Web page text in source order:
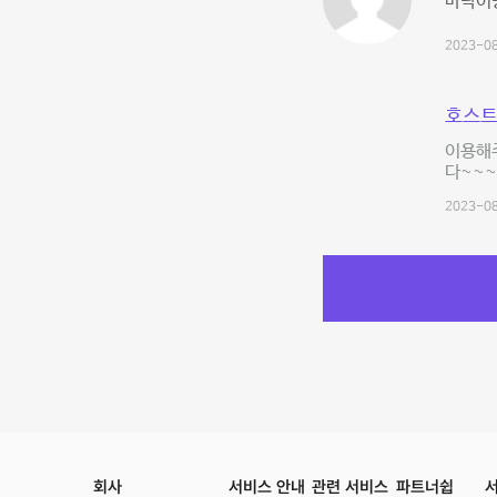
2023-
호스
이용
다~~~
2023-
회사 서비스 안내 관련 서비스 파트너쉽